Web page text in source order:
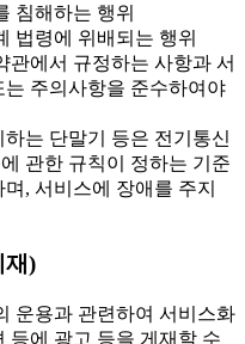
침해하는 행위
법령에 위배되는 행위
에서 규정하는 사항과 서
는 주의사항을 준수하여야
는 단말기 등은 전기통신
관한 규칙이 정하는 기준
, 서비스에 장애를 주지
재)
운용과 관련하여 서비스화
등에 광고 등을 게재할 수